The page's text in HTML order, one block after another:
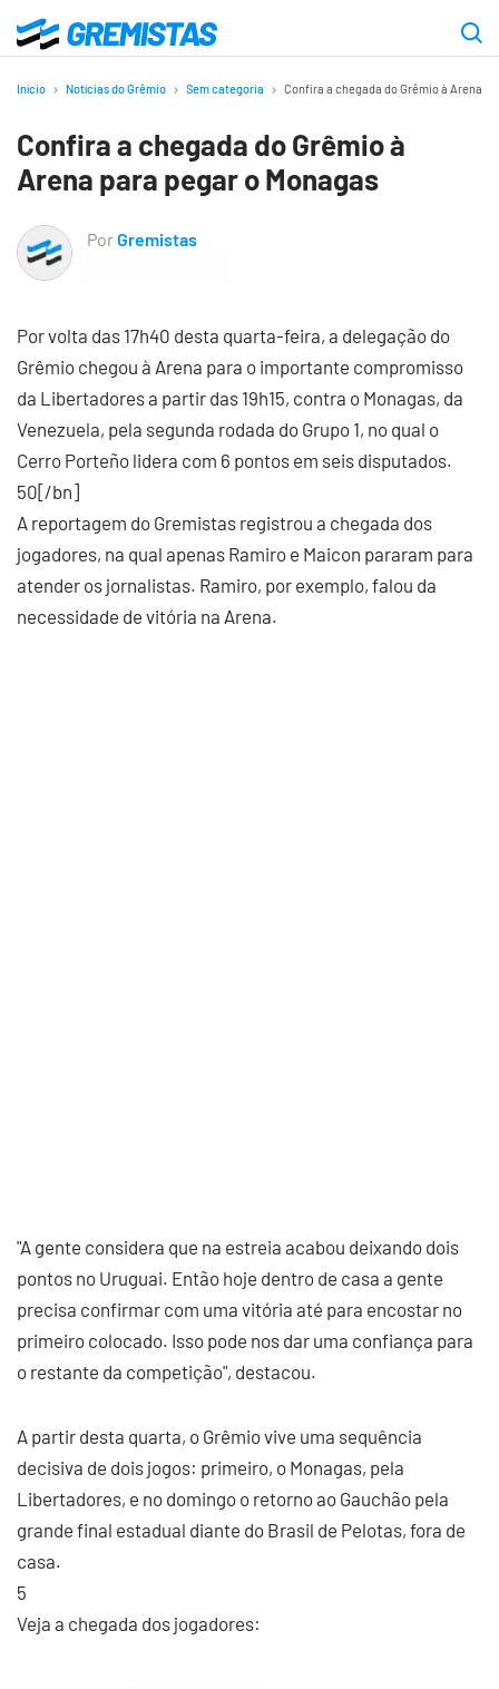
para
principal
Gremistas
Início Notícias do Grêmio Sem categoria Confira a chegada do Grêmio à Arena
Confira a chegada do Grêmio à
Arena para pegar o Monagas
PorGremistas
Por volta das 17h40 desta quarta-feira, a delegação do
Grêmio chegou à Arena para o importante compromisso
da Libertadores a partir das 19h15, contra o Monagas, da
Venezuela, pela segunda rodada do Grupo 1, no qual o
Cerro Porteño lidera com 6 pontos em seis disputados.
50[/bn]
A reportagem do Gremistas registrou a chegada dos
jogadores, na qual apenas Ramiro e Maicon pararam para
atender os jornalistas. Ramiro, por exemplo, falou da
necessidade de vitória na Arena.
"A gente considera que na estreia acabou deixando dois
pontos no Uruguai. Então hoje dentro de casa a gente
precisa confirmar com uma vitória até para encostar no
primeiro colocado. Isso pode nos dar uma confiança para
o restante da competição", destacou.
A partir desta quarta, o Grêmio vive uma sequência
decisiva de dois jogos: primeiro, o Monagas, pela
Libertadores, e no domingo o retorno ao Gauchão pela
grande final estadual diante do Brasil de Pelotas, fora de
casa.
5
Veja a chegada dos jogadores: